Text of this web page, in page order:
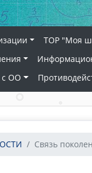
ТОР "Моя
с ОО
Связь